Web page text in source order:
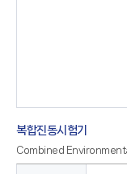
복합진동시험기
Combined